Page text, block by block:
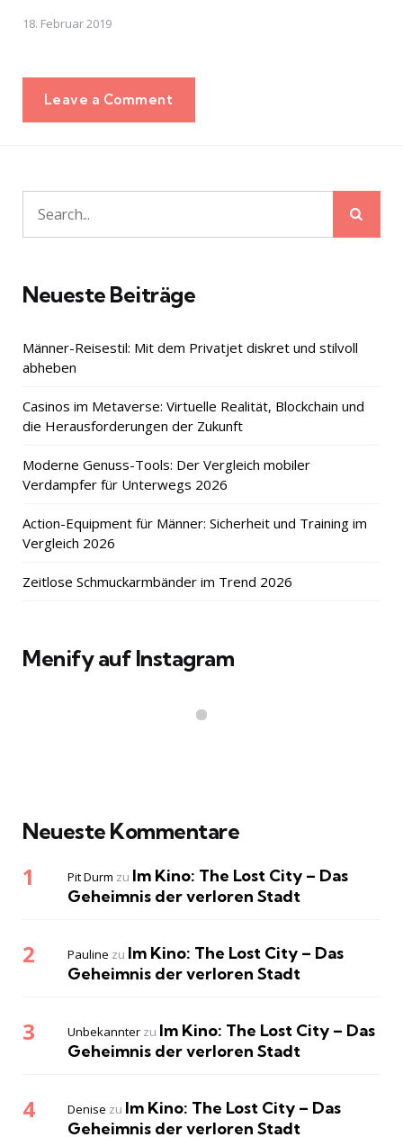
18. Februar 2019
Leave a Comment
Search
for:
Neueste Beiträge
Männer-Reisestil: Mit dem Privatjet diskret und stilvoll
abheben
Casinos im Metaverse: Virtuelle Realität, Blockchain und
die Herausforderungen der Zukunft
Moderne Genuss-Tools: Der Vergleich mobiler
Verdampfer für Unterwegs 2026
Action-Equipment für Männer: Sicherheit und Training im
Vergleich 2026
Zeitlose Schmuckarmbänder im Trend 2026
Menify auf Instagram
Neueste Kommentare
Pit Durm zu Im Kino: The Lost City – Das
Geheimnis der verloren Stadt
Pauline zu Im Kino: The Lost City – Das
Geheimnis der verloren Stadt
Unbekannter zu Im Kino: The Lost City – Das
Geheimnis der verloren Stadt
Denise zu Im Kino: The Lost City – Das
Geheimnis der verloren Stadt